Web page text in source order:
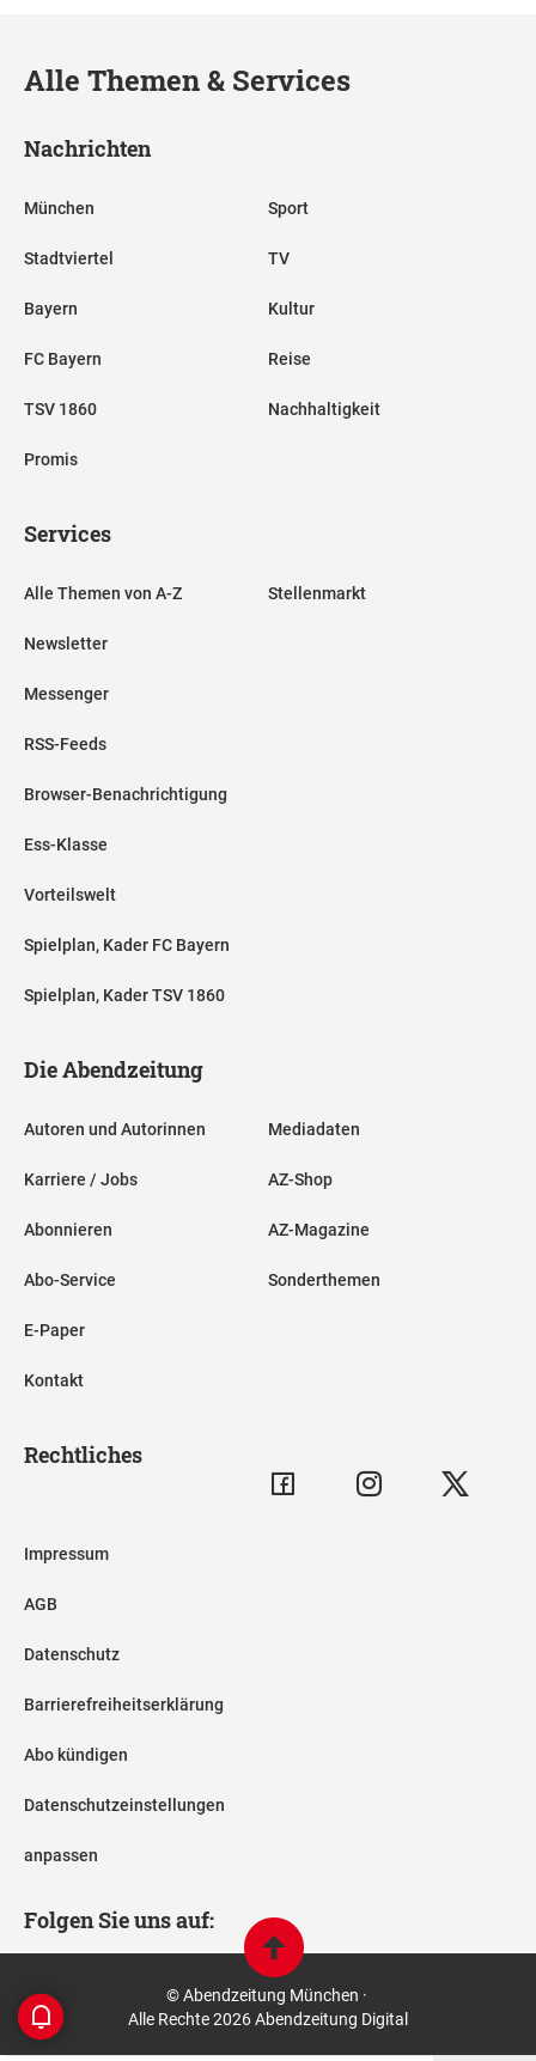
Alle Themen & Services
Nachrichten
München
Stadtviertel
Bayern
FC Bayern
TSV 1860
Promis
Sport
TV
Kultur
Reise
Nachhaltigkeit
Services
Alle Themen von A-Z
Newsletter
Messenger
RSS-Feeds
Browser-Benachrichtigung
Ess-Klasse
Vorteilswelt
Spielplan, Kader FC Bayern
Spielplan, Kader TSV 1860
Stellenmarkt
Die Abendzeitung
Autoren und Autorinnen
Karriere / Jobs
Abonnieren
Abo-Service
E-Paper
Kontakt
Mediadaten
AZ-Shop
AZ-Magazine
Sonderthemen
Rechtliches
Impressum
AGB
Datenschutz
Barrierefreiheitserklärung
Abo kündigen
Datenschutzeinstellungen
anpassen
Folgen Sie uns auf:
© Abendzeitung München ·
Alle Rechte 2026 Abendzeitung Digital